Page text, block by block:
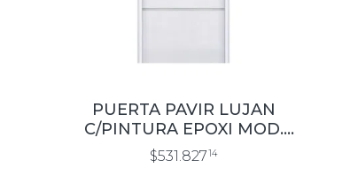
PUERTA PAVIR LUJAN
C/PINTURA EPOXI MOD.
FUTURA 0.80×2.00
$531.82714